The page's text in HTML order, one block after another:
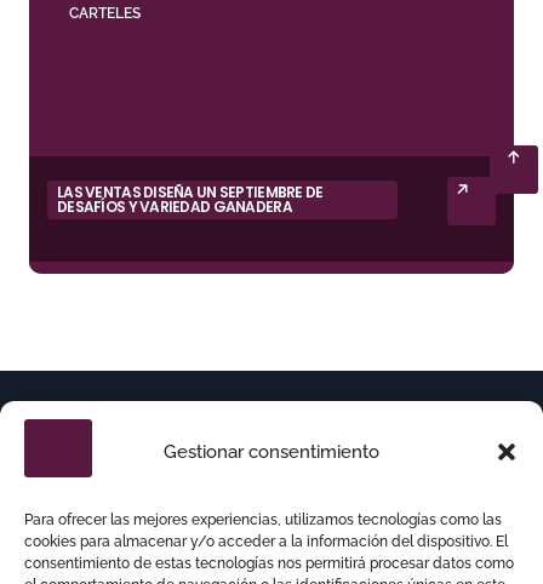
Gestionar consentimiento
Para ofrecer las mejores experiencias, utilizamos tecnologías como las
cookies para almacenar y/o acceder a la información del dispositivo. El
consentimiento de estas tecnologías nos permitirá procesar datos como
CARTELES
LAS VENTAS DISEÑA UN SEPTIEMBRE DE
DESAFÍOS Y VARIEDAD GANADERA